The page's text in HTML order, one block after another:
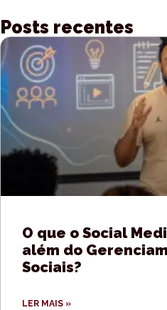
Posts recentes
O que o Social
além do
Sociais?
LER MAIS »